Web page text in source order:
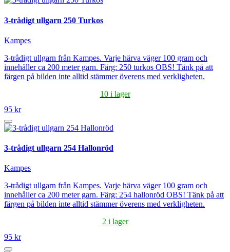
3-trådigt ullgarn 250 Turkos
Kampes
3-trådigt ullgarn från Kampes. Varje härva väger 100 gram och
innehåller ca 200 meter garn. Färg: 250 turkos OBS! Tänk på att
färgen på bilden inte alltid stämmer överens med verkligheten.
10 i lager
95 kr
3-trådigt ullgarn 254 Hallonröd
Kampes
3-trådigt ullgarn från Kampes. Varje härva väger 100 gram och
innehåller ca 200 meter garn. Färg: 254 hallonröd OBS! Tänk på att
färgen på bilden inte alltid stämmer överens med verkligheten.
2 i lager
95 kr